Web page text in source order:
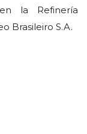
la Refinería
Brasileiro S.A.